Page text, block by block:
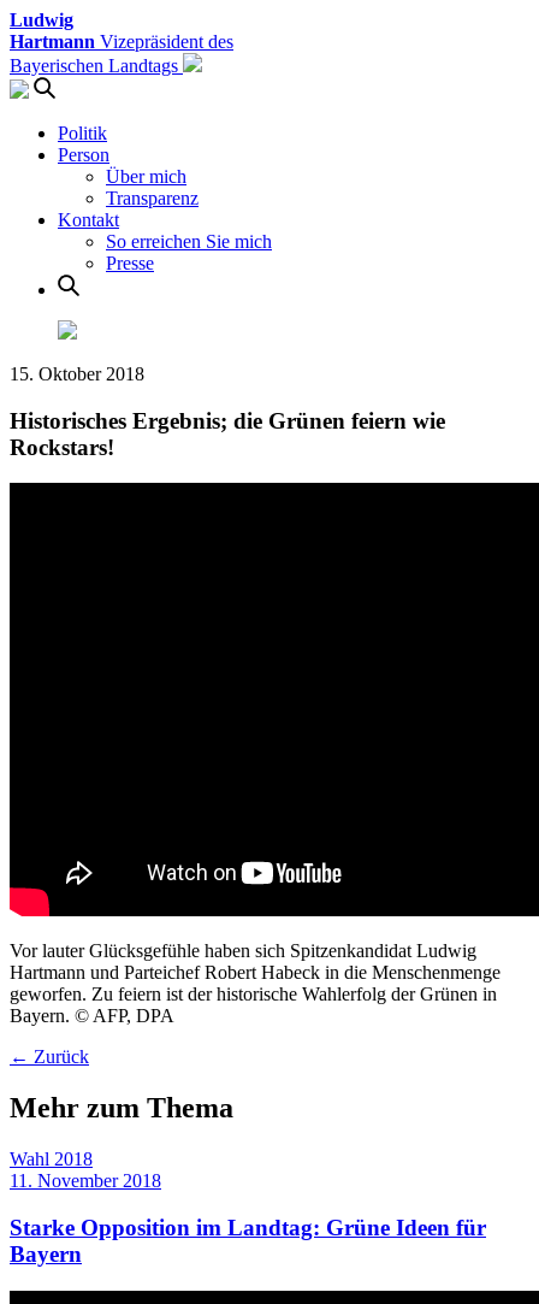
Ludwig
Hartmann Vizepräsident des
Bayerischen Landtags
Politik
Person
Über mich
Transparenz
Kontakt
So erreichen Sie mich
Presse
15. Oktober 2018
Historisches Ergebnis; die Grünen feiern wie
Rockstars!
Vor lauter Glücksgefühle haben sich Spitzenkandidat Ludwig
Hartmann und Parteichef Robert Habeck in die Menschenmenge
geworfen. Zu feiern ist der historische Wahlerfolg der Grünen in
Bayern. © AFP, DPA
← Zurück
Mehr zum Thema
Wahl 2018
11. November 2018
Starke Opposition im Landtag: Grüne Ideen für
Bayern